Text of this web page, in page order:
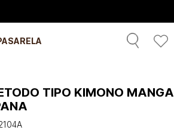
TIPO KIMONO MANGA